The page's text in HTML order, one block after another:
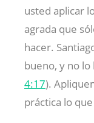
usted aplicar
agrada que
hacer.
bueno, y no lo
4:17).
práctica lo